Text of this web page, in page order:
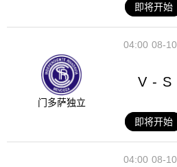
即将开始
08-10
04:00
门多萨独立
V - S
即将开始
08-10
04:00